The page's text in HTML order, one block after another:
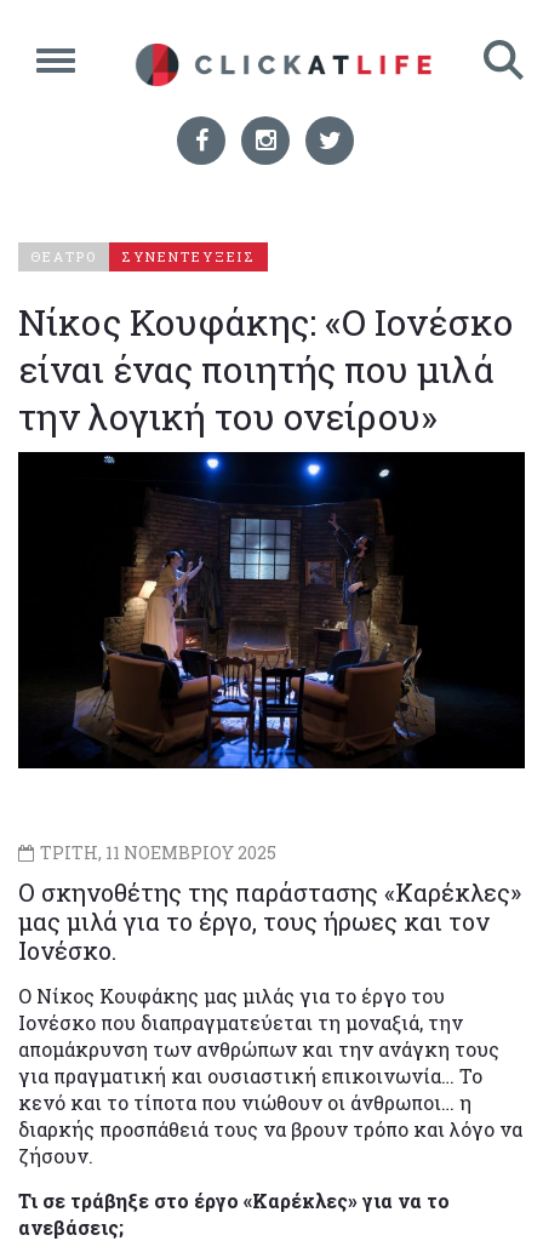
ΘΕΑΤΡΟ ΣΥΝΕΝΤΕΥΞΕΙΣ
Νίκος Κουφάκης: «Ο Ιονέσκο
είναι ένας ποιητής που μιλά
την λογική του ονείρου»
ΤΡΙΤΗ, 11 ΝΟΕΜΒΡΙΟΥ 2025
Ο σκηνοθέτης της παράστασης «Καρέκλες»
μας μιλά για το έργο, τους ήρωες και τον
Ιονέσκο.
Ο Νίκος Κουφάκης μας μιλάς για το έργο του
Ιονέσκο που διαπραγματεύεται τη μοναξιά, την
απομάκρυνση των ανθρώπων και την ανάγκη τους
για πραγματική και ουσιαστική επικοινωνία… Το
κενό και το τίποτα που νιώθουν οι άνθρωποι… η
διαρκής προσπάθειά τους να βρουν τρόπο και λόγο να
ζήσουν.
Τι σε τράβηξε στο έργο «Καρέκλες» για να το
ανεβάσεις;